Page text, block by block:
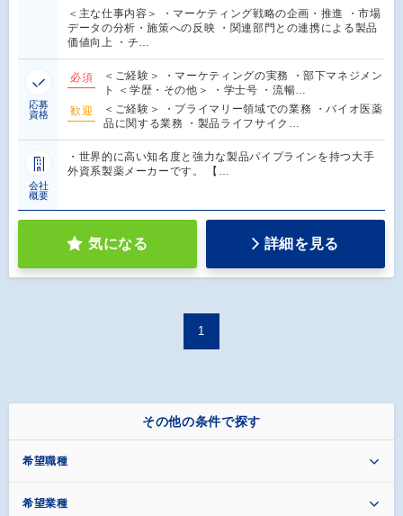
＜主な仕事内容＞ ・マーケティング戦略の企画・推進 ・市場
データの分析・施策への反映 ・関連部門との連携による製品
価値向上 ・チ…
応募
資格
必須
＜ご経験＞ ・マーケティングの実務 ・部下マネジメン
ト ＜学歴・その他＞ ・学士号 ・流暢…
歓迎
＜ご経験＞ ・プライマリー領域での業務 ・バイオ医薬
品に関する業務 ・製品ライフサイク…
会社
概要
・世界的に高い知名度と強力な製品パイプラインを持つ大手
外資系製薬メーカーです。 【…
気になる 詳細を見る
1
その他の条件で探す
希望職種
希望業種